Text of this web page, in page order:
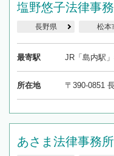
塩野悠子法律事
長野県 松本
最寄駅 JR「島内駅
所在地 〒390-0851
あさま法律事務所